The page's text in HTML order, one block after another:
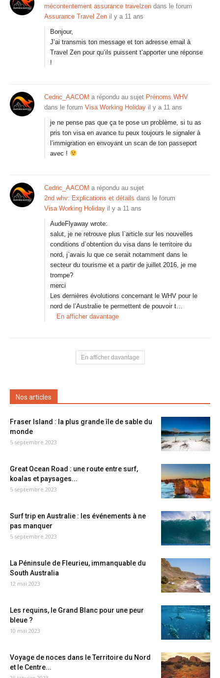
mécontentement assurance travelzen dans le forum
Assurance Travel Zen il y a 11 ans
Bonjour,
J’ai transmis ton message et ton adresse email à
Travel Zen pour qu’ils puissent t’apporter une réponse
!
Cedric_AACOM a répondu au sujet Prénoms WHV
dans le forum Visa Working Holiday il y a 11 ans
je ne pense pas que ça te pose un problème, si tu as
pris ton visa en avance tu peux toujours le signaler à
l’immigration en envoyant un scan de ton passeport
avec !
Cedric_AACOM a répondu au sujet
2nd whv: Explications et détails dans le forum
Visa Working Holiday il y a 11 ans
AudeFlyaway wrote:
salut, je ne retrouve plus l`article sur les nouvelles
conditions d`obtention du visa dans le territoire du
nord, j`avais lu que ce serait notamment dans le
secteur du tourisme et a partir de juillet 2016, je me
trompe?
merci
Les dernières évolutions concernant le WHV pour le
nord de l’Australie te permettent de pouvoir t…
En afficher davantage
En afficher davantage
Nos articles
Fraser Island : la plus grande île de sable du
monde
5 septembre 2023
Great Ocean Road : une route entre surf,
koalas et paysages...
5 septembre 2023
Surf trip en Australie : les événements à ne
pas manquer
5 septembre 2023
La Péninsule de Fleurieu, immanquable du
South Australia
12 mai 2023
Les requins, le Grand Blanc pour une peur
bleue ?
10 mai 2023
Voyage de noces dans le Territoire du Nord
et le Centre...